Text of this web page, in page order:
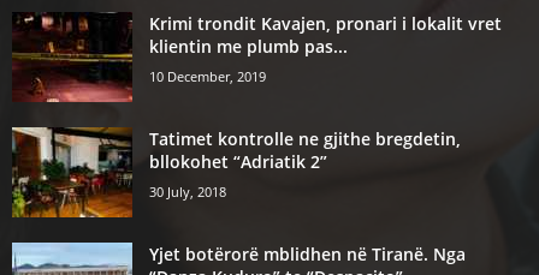
Krimi trondit Kavajen, pronari i lokalit vret
klientin me plumb pas...
10 December, 2019
Tatimet kontrolle ne gjithe bregdetin,
bllokohet “Adriatik 2”
30 July, 2018
Yjet botërorë mblidhen në Tiranë. Nga